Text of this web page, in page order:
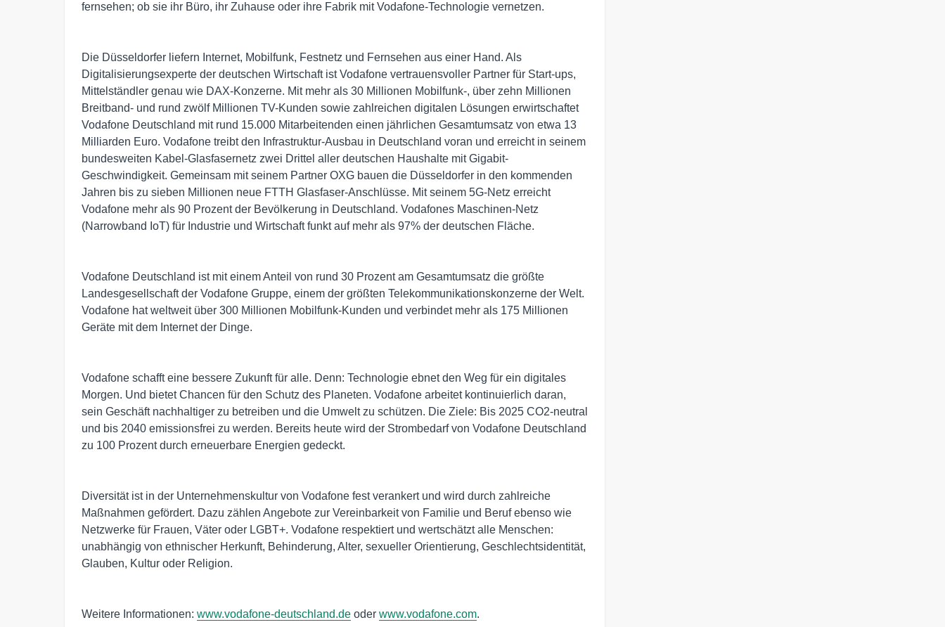
fernsehen; ob sie ihr Büro, ihr Zuhause oder ihre Fabrik mit Vodafone-Technologie vernetzen.
Die Düsseldorfer liefern Internet, Mobilfunk, Festnetz und Fernsehen aus einer Hand. Als
Digitalisierungsexperte der deutschen Wirtschaft ist Vodafone vertrauensvoller Partner für Start-ups,
Mittelständler genau wie DAX-Konzerne. Mit mehr als 30 Millionen Mobilfunk-, über zehn Millionen
Breitband- und rund zwölf Millionen TV-Kunden sowie zahlreichen digitalen Lösungen erwirtschaftet
Vodafone Deutschland mit rund 15.000 Mitarbeitenden einen jährlichen Gesamtumsatz von etwa 13
Milliarden Euro. Vodafone treibt den Infrastruktur-Ausbau in Deutschland voran und erreicht in seinem
bundesweiten Kabel-Glasfasernetz zwei Drittel aller deutschen Haushalte mit Gigabit-
Geschwindigkeit. Gemeinsam mit seinem Partner OXG bauen die Düsseldorfer in den kommenden
Jahren bis zu sieben Millionen neue FTTH Glasfaser-Anschlüsse. Mit seinem 5G-Netz erreicht
Vodafone mehr als 90 Prozent der Bevölkerung in Deutschland. Vodafones Maschinen-Netz
(Narrowband IoT) für Industrie und Wirtschaft funkt auf mehr als 97% der deutschen Fläche.
Vodafone Deutschland ist mit einem Anteil von rund 30 Prozent am Gesamtumsatz die größte
Landesgesellschaft der Vodafone Gruppe, einem der größten Telekommunikationskonzerne der Welt.
Vodafone hat weltweit über 300 Millionen Mobilfunk-Kunden und verbindet mehr als 175 Millionen
Geräte mit dem Internet der Dinge.
Vodafone schafft eine bessere Zukunft für alle. Denn: Technologie ebnet den Weg für ein digitales
Morgen. Und bietet Chancen für den Schutz des Planeten. Vodafone arbeitet kontinuierlich daran,
sein Geschäft nachhaltiger zu betreiben und die Umwelt zu schützen. Die Ziele: Bis 2025 CO2-neutral
und bis 2040 emissionsfrei zu werden. Bereits heute wird der Strombedarf von Vodafone Deutschland
zu 100 Prozent durch erneuerbare Energien gedeckt.
Diversität ist in der Unternehmenskultur von Vodafone fest verankert und wird durch zahlreiche
Maßnahmen gefördert. Dazu zählen Angebote zur Vereinbarkeit von Familie und Beruf ebenso wie
Netzwerke für Frauen, Väter oder LGBT+. Vodafone respektiert und wertschätzt alle Menschen:
unabhängig von ethnischer Herkunft, Behinderung, Alter, sexueller Orientierung, Geschlechtsidentität,
Glauben, Kultur oder Religion.
Weitere Informationen: www.vodafone-deutschland.de oder www.vodafone.com.